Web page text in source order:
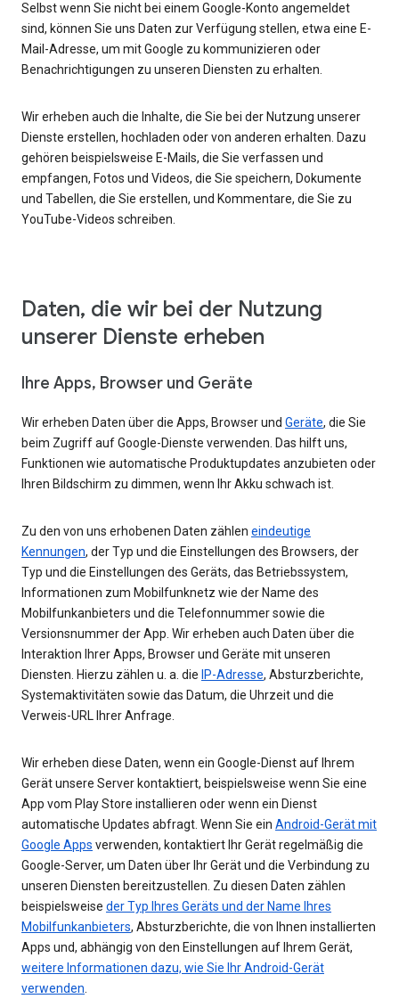
Selbst wenn Sie nicht bei einem Google-Konto angemeldet
sind, können Sie uns Daten zur Verfügung stellen, etwa eine E-
Mail-Adresse, um mit Google zu kommunizieren oder
Benachrichtigungen zu unseren Diensten zu erhalten.
Wir erheben auch die Inhalte, die Sie bei der Nutzung unserer
Dienste erstellen, hochladen oder von anderen erhalten. Dazu
gehören beispielsweise E-Mails, die Sie verfassen und
empfangen, Fotos und Videos, die Sie speichern, Dokumente
und Tabellen, die Sie erstellen, und Kommentare, die Sie zu
YouTube-Videos schreiben.
Daten, die wir bei der Nutzung
unserer Dienste erheben
Ihre Apps, Browser und Geräte
Wir erheben Daten über die Apps, Browser und Geräte, die Sie
beim Zugriff auf Google-Dienste verwenden. Das hilft uns,
Funktionen wie automatische Produktupdates anzubieten oder
Ihren Bildschirm zu dimmen, wenn Ihr Akku schwach ist.
Zu den von uns erhobenen Daten zählen eindeutige
Kennungen, der Typ und die Einstellungen des Browsers, der
Typ und die Einstellungen des Geräts, das Betriebssystem,
Informationen zum Mobilfunknetz wie der Name des
Mobilfunkanbieters und die Telefonnummer sowie die
Versionsnummer der App. Wir erheben auch Daten über die
Interaktion Ihrer Apps, Browser und Geräte mit unseren
Diensten. Hierzu zählen u. a. die IP-Adresse, Absturzberichte,
Systemaktivitäten sowie das Datum, die Uhrzeit und die
Verweis-URL Ihrer Anfrage.
Wir erheben diese Daten, wenn ein Google-Dienst auf Ihrem
Gerät unsere Server kontaktiert, beispielsweise wenn Sie eine
App vom Play Store installieren oder wenn ein Dienst
automatische Updates abfragt. Wenn Sie ein Android-Gerät mit
Google Apps verwenden, kontaktiert Ihr Gerät regelmäßig die
Google-Server, um Daten über Ihr Gerät und die Verbindung zu
unseren Diensten bereitzustellen. Zu diesen Daten zählen
beispielsweise der Typ Ihres Geräts und der Name Ihres
Mobilfunkanbieters, Absturzberichte, die von Ihnen installierten
Apps und, abhängig von den Einstellungen auf Ihrem Gerät,
weitere Informationen dazu, wie Sie Ihr Android-Gerät
verwenden.